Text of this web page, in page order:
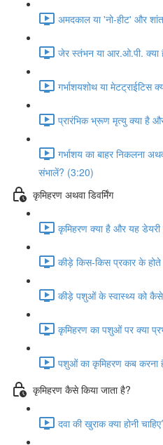
अमदकाल या 'नो-हीट' और
जेर स्तंभन या आर.ओ.पी.
गर्भाशयशोथ या
प्रारंभिक भ्रूण मृत्यु क्या है
गर्भाशय का बाहर निकलना
संभालें? (3:20)
कृमिहरण अथवा डिवर्मिंग
कृमिहरण क्या है और यह
कीड़े किस-किस प्रकार के
कीड़े पशुओं के स्वास्थ्य को
कृमिहरण का पशुओं पर क्या
पशुओं का कृमिहरण कब करना
कृमिहरण कैसे किया जाता है?
दवा की खुराक क्या होनी